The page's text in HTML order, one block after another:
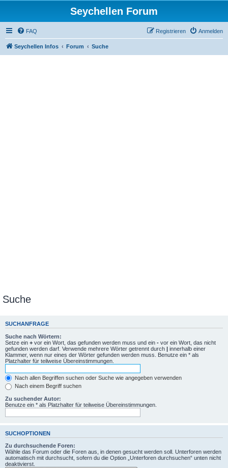
Seychellen Forum
FAQ Anmelden
Registrieren
Seychellen Infos Forum Suche
Suche
SUCHANFRAGE
Suche nach Wörtern:
Setze ein + vor ein Wort, das gefunden werden muss und ein - vor ein Wort, das nicht
gefunden werden darf. Verwende mehrere Wörter getrennt durch | innerhalb einer
Klammer, wenn nur eines der Wörter gefunden werden muss. Benutze ein * als
Platzhalter für teilweise Übereinstimmungen.
Nach allen Begriffen suchen oder Suche wie angegeben verwenden
Nach einem Begriff suchen
Zu suchender Autor:
Benutze ein * als Platzhalter für teilweise Übereinstimmungen.
SUCHOPTIONEN
Zu durchsuchende Foren:
Wähle das Forum oder die Foren aus, in denen gesucht werden soll. Unterforen werden
automatisch mit durchsucht, sofern du die Option „Unterforen durchsuchen“ unten nicht
deaktivierst.